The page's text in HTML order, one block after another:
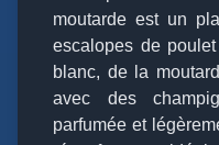
moutarde est un
escalopes de
blanc, de la
avec des
parfumée et